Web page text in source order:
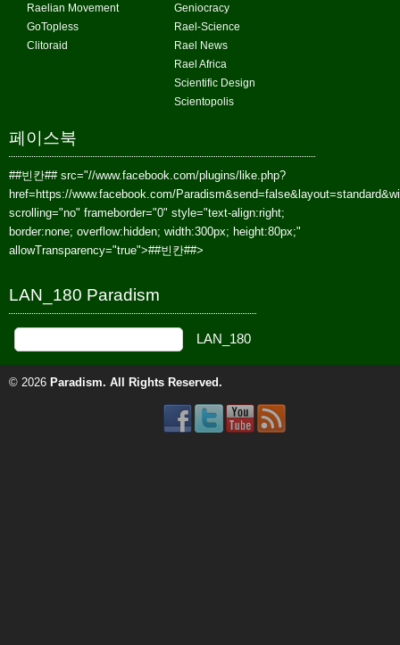
Raelian Movement
GoTopless
Clitoraid
Geniocracy
Rael-Science
Rael News
Rael Africa
Scientific Design
Scientopolis
페이스북
##빈칸##src="//www.facebook.com/plugins/like.php?
href=https://www.facebook.com/
scrolling="no" frameborder="0" style="text-align:right;
border:none; overflow:hidden; width:300px; height:80px;"
allowTransparency="true">##빈칸##>
LAN_180 Paradism
© 2026 Paradism. All Rights Reserved.